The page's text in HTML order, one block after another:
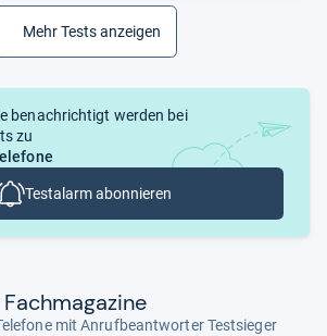
Mehr Tests anzeigen
benachrichtigt werden bei
zu
Testalarm abonnieren
mit Anrufbeantworter Testsieger